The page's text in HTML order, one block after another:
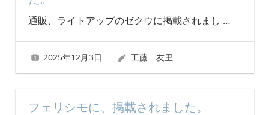
通販、ライトアップのゼクウに掲載されまし …
2025年12月3日 工藤 友里
フェリシモに、掲載されました。